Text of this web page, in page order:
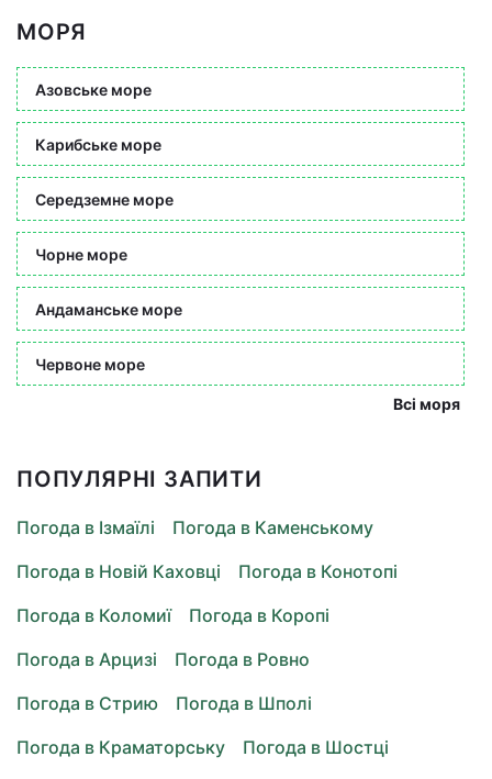
МОРЯ
Азовське море
Карибське море
Середземне море
Чорне море
Андаманське море
Червоне море
Всі моря
ПОПУЛЯРНІ ЗАПИТИ
Погода в Ізмаїлі
Погода в Каменському
Погода в Новій Каховці
Погода в Конотопі
Погода в Коломиї
Погода в Коропі
Погода в Арцизі
Погода в Ровно
Погода в Стрию
Погода в Шполі
Погода в Краматорську
Погода в Шостці